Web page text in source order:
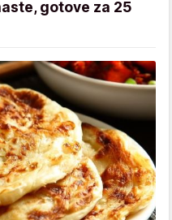
gotove za 25